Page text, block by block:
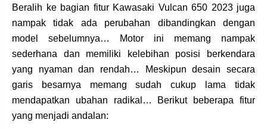
Beralih ke bagian fitur Kawasaki Vulcan 650 2023 juga
nampak tidak ada perubahan dibandingkan dengan
model sebelumnya… Motor ini memang nampak
sederhana dan memiliki kelebihan posisi berkendara
yang nyaman dan rendah… Meskipun desain secara
garis besarnya memang sudah cukup lama tidak
mendapatkan ubahan radikal… Berikut beberapa fitur
yang menjadi andalan: